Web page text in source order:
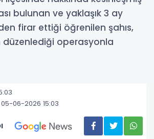
bulunan ve yaklaşık 3 ay
firar ettiği öğrenilen şahıs,
düzenlediği operasyonla
06-2026 15:03